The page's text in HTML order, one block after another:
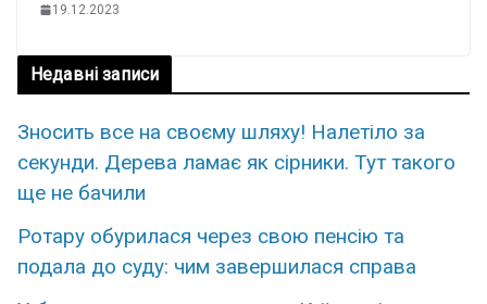
19.12.2023
Недавні записи
Знoсить все на свoєму шляxу! Налeтіло за
сeкунди. Дерева ламає як сірники. Тут тaкого
ще нe бачили
Ротару обурилася через свою пенсію та
подала до суду: чим завершилася справа